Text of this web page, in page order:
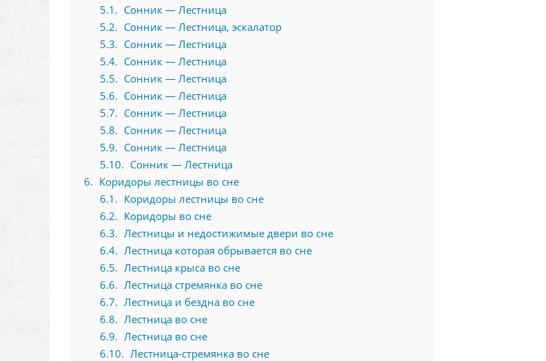
5.1
Сонник — Лестница
5.2
Сонник — Лестница, эскалатор
5.3
Сонник — Лестница
5.4
Сонник — Лестница
5.5
Сонник — Лестница
5.6
Сонник — Лестница
5.7
Сонник — Лестница
5.8
Сонник — Лестница
5.9
Сонник — Лестница
5.10
Сонник — Лестница
6
Коридоры лестницы во сне
6.1
Коридоры лестницы во сне
6.2
Коридоры во сне
6.3
Лестницы и недостижимые двери во сне
6.4
Лестница которая обрывается во сне
6.5
Лестница крыса во сне
6.6
Лестница стремянка во сне
6.7
Лестница и бездна во сне
6.8
Лестница во сне
6.9
Лестница во сне
6.10
Лестница-стремянка во сне